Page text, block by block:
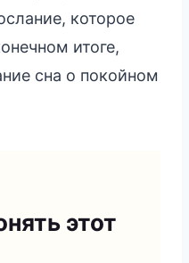
которое
итоге,
сна о покойном
этот